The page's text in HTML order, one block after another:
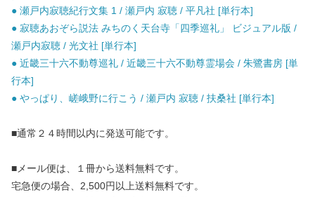
● 瀬戸内寂聴紀行文集 1 / 瀬戸内 寂聴 / 平凡社 [単行本]
● 寂聴あおぞら説法 みちのく天台寺「四季巡礼」 ビジュアル版 /
瀬戸内寂聴 / 光文社 [単行本]
● 近畿三十六不動尊巡礼 / 近畿三十六不動尊霊場会 / 朱鷺書房 [単
行本]
● やっぱり、嵯峨野に行こう / 瀬戸内 寂聴 / 扶桑社 [単行本]
■通常２４時間以内に発送可能です。
■メール便は、１冊から送料無料です。
宅急便の場合、2,500円以上送料無料です。